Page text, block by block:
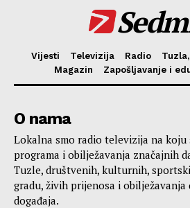
Vijesti Televizija Radio
Magazin
Zapošljavanje i
O nama
Lokalna smo radio televizija na koju
programa i obilježavanja značajnih
Tuzle, društvenih, kulturnih,
gradu, živih prijenosa i
događaja.